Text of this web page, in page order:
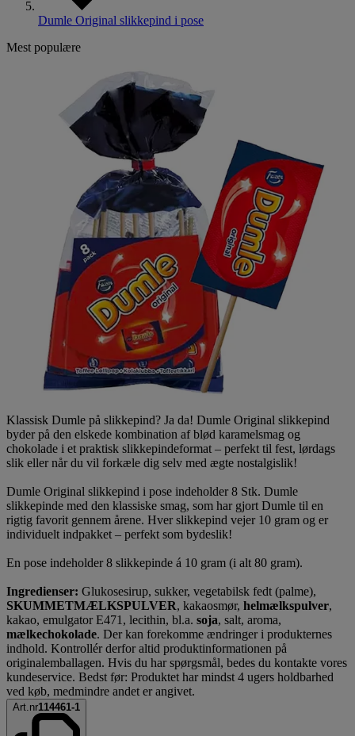
Dumle Original slikkepind i pose
Mest populære
Klassisk Dumle på slikkepind? Ja da! Dumle Original slikkepind
byder på den elskede kombination af blød karamelsmag og
chokolade i et praktisk slikkepindeformat – perfekt til fest, lørdags
slik eller når du vil forkæle dig selv med ægte nostalgislik!
Dumle Original slikkepind i pose indeholder 8 Stk. Dumle
slikkepinde med den klassiske smag, som har gjort Dumle til en
rigtig favorit gennem årene. Hver slikkepind vejer 10 gram og er
individuelt indpakket – perfekt som bydeslik!
En pose indeholder 8 slikkepinde á 10 gram (i alt 80 gram).
Ingredienser: Glukosesirup, sukker, vegetabilsk fedt (palme),
SKUMMETMÆLKSPULVER, kakaosmør, helmælkspulver,
kakao, emulgator E471, lecithin, bl.a. soja, salt, aroma,
mælkechokolade. Der kan forekomme ændringer i produkternes
indhold. Kontrollér derfor altid produktinformationen på
originalemballagen. Hvis du har spørgsmål, bedes du kontakte vores
kundeservice. Bedst før: Produktet har mindst 4 ugers holdbarhed
ved køb, medmindre andet er angivet.
Art.nr114461-1